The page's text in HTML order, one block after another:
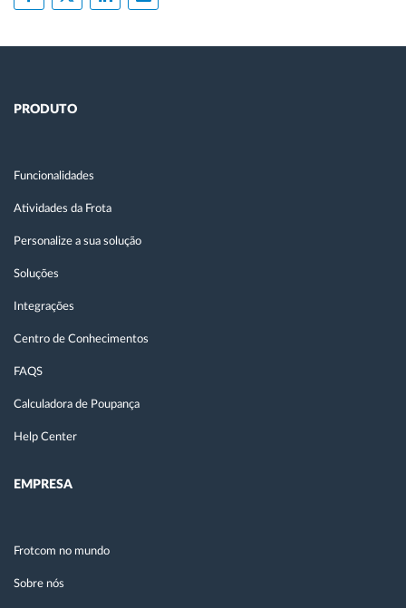
PRODUTO
Funcionalidades
Atividades da Frota
Personalize a sua solução
Soluções
Integrações
Centro de Conhecimentos
FAQS
Calculadora de Poupança
Help Center
EMPRESA
Frotcom no mundo
Sobre nós